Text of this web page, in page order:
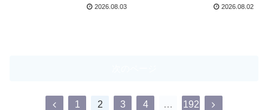
2026.08.03 2026.08.02
1 2 3 4 … 192